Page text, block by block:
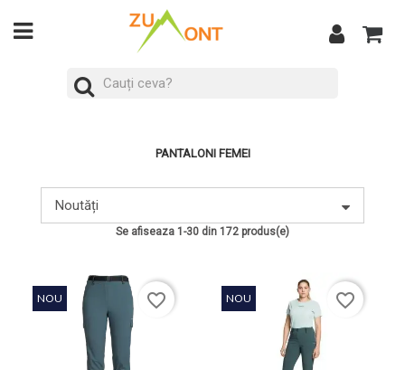
PANTALONI FEMEI
Noutăți
Se afiseaza 1-30 din 172 produs(e)
NOU favorite_border NOU favorite_border